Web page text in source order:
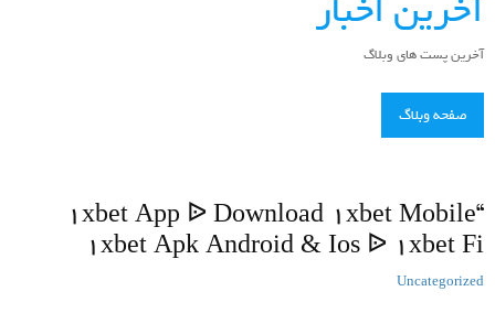
آخرین پست های وبلاگ
صفحه وبلاگ
“1xbet App ᐉ Download 1xbet Mobile
1xbet Apk Android & Ios ᐉ 1xbet Fi
Uncategorized